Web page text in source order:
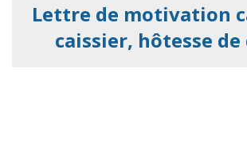
Lettre de motivation
caissier, hôtesse de